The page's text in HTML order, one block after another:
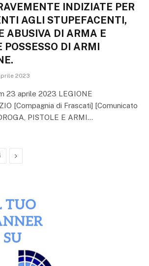
INDIZIATE PER
AGLI STUPEFACENTI,
ABUSIVA DI ARMA E
POSSESSO DI ARMI
2023
23 aprile 2023 LEGIONE
[Compagnia di Frascati] [Comunicato
PISTOLE E ARMI…
Next